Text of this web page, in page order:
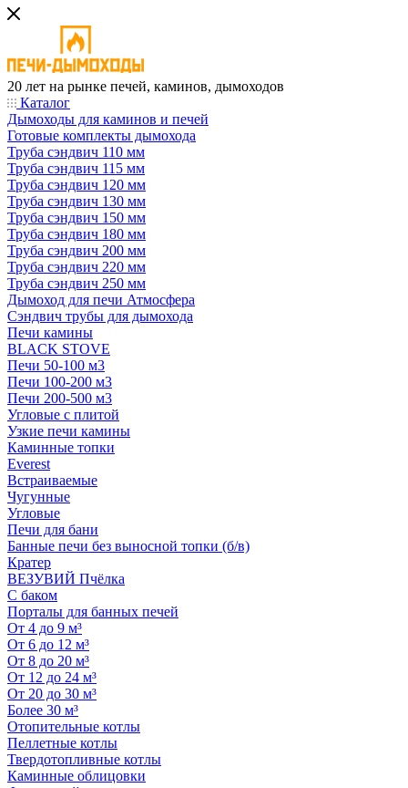
20 лет на рынке печей, каминов, дымоходов
Каталог
Дымоходы для каминов и печей
Готовые комплекты дымохода
Труба сэндвич 110 мм
Труба сэндвич 115 мм
Труба сэндвич 120 мм
Труба сэндвич 130 мм
Труба сэндвич 150 мм
Труба сэндвич 180 мм
Труба сэндвич 200 мм
Труба сэндвич 220 мм
Труба сэндвич 250 мм
Дымоход для печи Атмосфера
Сэндвич трубы для дымохода
Печи камины
BLACK STOVE
Печи 50-100 м3
Печи 100-200 м3
Печи 200-500 м3
Угловые с плитой
Узкие печи камины
Каминные топки
Everest
Встраиваемые
Чугунные
Угловые
Печи для бани
Банные печи без выносной топки (б/в)
Кратер
ВЕЗУВИЙ Пчёлка
С баком
Порталы для банных печей
От 4 до 9 м³
От 6 до 12 м³
От 8 до 20 м³
От 12 до 24 м³
От 20 до 30 м³
Более 30 м³
Отопительные котлы
Пеллетные котлы
Твердотопливные котлы
Каминные облицовки